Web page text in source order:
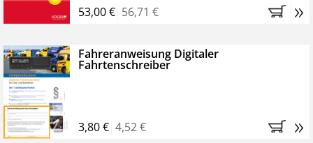
53,00 € 56,71 € »
Fahreranweisung Digitaler
Fahrtenschreiber
3,80 € 4,52 € »